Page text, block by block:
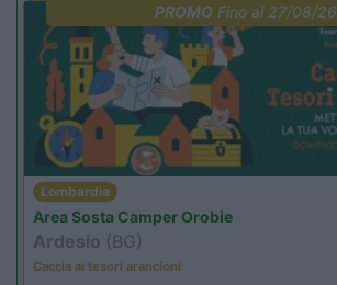
PROMOFino al 27/08/26
Lombardia
Area Sosta Camper Orobie
Ardesio (BG)
Caccia ai tesori arancioni